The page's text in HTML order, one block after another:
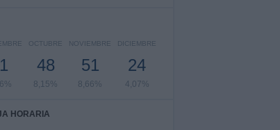
OCTUBRE
48
8,15%
NOVIEMBRE
51
8,66%
DICIEMBRE
24
4,07%
HORARIA